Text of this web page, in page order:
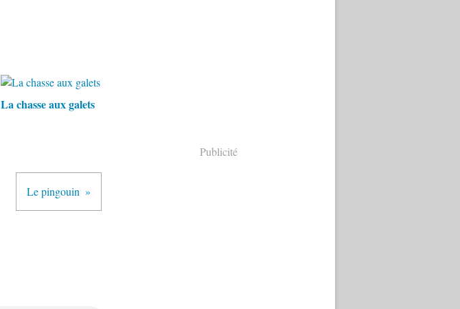
La chasse aux galets
Le pingouin
Publicité